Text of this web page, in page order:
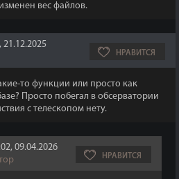
вес файлов.
21.12.2025
НРАВИТСЯ
то функции или просто как
Просто побегал в обсерватории
с телескопом нету.
09.04.2026
НРАВИТСЯ